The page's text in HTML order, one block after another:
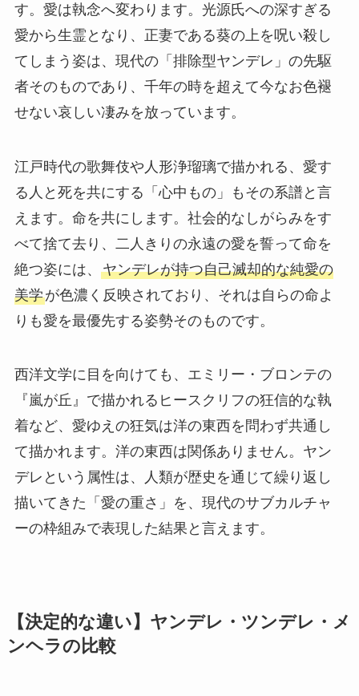
す。愛は執念へ変わります。光源氏への深すぎる
愛から生霊となり、正妻である葵の上を呪い殺し
てしまう姿は、現代の「排除型ヤンデレ」の先駆
者そのものであり、千年の時を超えて今なお色褪
せない哀しい凄みを放っています。
江戸時代の歌舞伎や人形浄瑠璃で描かれる、愛す
る人と死を共にする「心中もの」もその系譜と言
えます。命を共にします。社会的なしがらみをす
べて捨て去り、二人きりの永遠の愛を誓って命を
絶つ姿には、 ヤンデレが持つ自己滅却的な純愛の
美学が色濃く反映されており、それは自らの命よ
りも愛を最優先する姿勢そのものです。
西洋文学に目を向けても、エミリー・ブロンテの
『嵐が丘』で描かれるヒースクリフの狂信的な執
着など、愛ゆえの狂気は洋の東西を問わず共通し
て描かれます。洋の東西は関係ありません。ヤン
デレという属性は、人類が歴史を通じて繰り返し
描いてきた「愛の重さ」を、現代のサブカルチャ
ーの枠組みで表現した結果と言えます。
【決定的な違い】ヤンデレ・ツンデレ・メ
ンヘラの比較